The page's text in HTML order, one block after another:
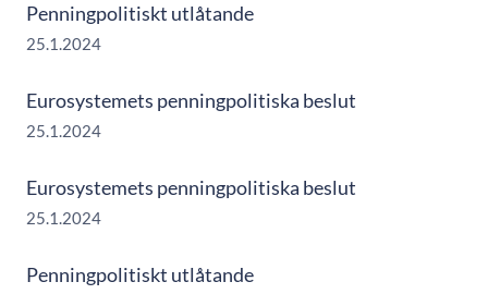
Penningpolitiskt utlåtande
25.1.2024
Eurosystemets penningpolitiska beslut
25.1.2024
Eurosystemets penningpolitiska beslut
25.1.2024
Penningpolitiskt utlåtande